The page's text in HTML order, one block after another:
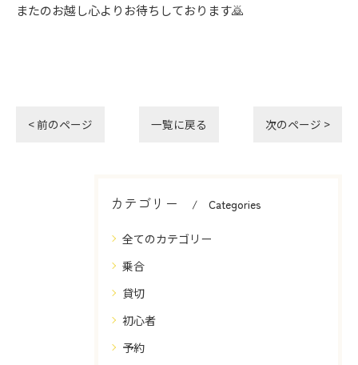
またのお越し心よりお待ちしております🙇
< 前のページ 一覧に戻る 次のページ >
カテゴリー Categories
全てのカテゴリー
乗合
貸切
初心者
予約